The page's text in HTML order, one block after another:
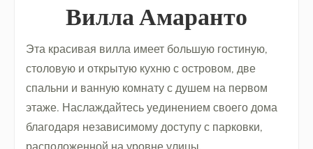
Вилла Амаранто
Эта красивая вилла имеет большую гостиную,
столовую и открытую кухню с островом, две
спальни и ванную комнату с душем на первом
этаже. Наслаждайтесь уединением своего дома
благодаря независимому доступу с парковки,